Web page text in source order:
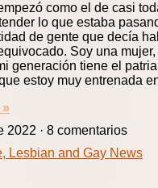
como el de casi
lo que estaba
de gente que decía
Soy una
generación tiene el
estoy muy entrenada
2022
8 comentarios